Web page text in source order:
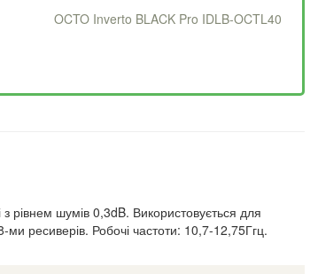
OCTO Inverto BLACK Pro IDLB-OCTL40
з рівнем шумів 0,3dB. Використовується для
ресиверів. Робочі частоти: 10,7-12,75Ггц.